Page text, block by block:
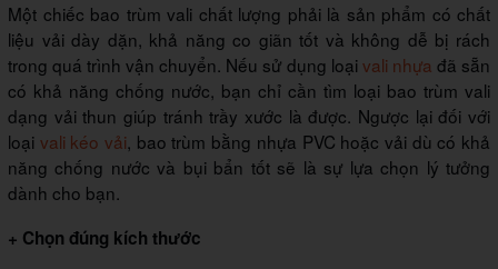
Một chiếc bao trùm vali chất lượng phải là sản phẩm có chất
liệu vải dày dặn, khả năng co giãn tốt và không dễ bị rách
trong quá trình vận chuyển. Nếu sử dụng loạivali nhựa đã sẵn
có khả năng chống nước, bạn chỉ cần tìm loại bao trùm vali
dạng vải thun giúp tránh trầy xước là được. Ngược lại đối với
loại vali kéo vải, bao trùm bằng nhựa PVC hoặc vải dù có khả
năng chống nước và bụi bẩn tốt sẽ là sự lựa chọn lý tưởng
dành cho bạn.
+ Chọn đúng kích thước